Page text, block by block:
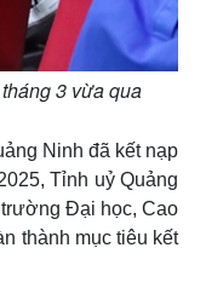
3 vừa qua
Ninh đã kết nạp
Tỉnh uỷ Quảng
Đại học, Cao
thành mục tiêu kết